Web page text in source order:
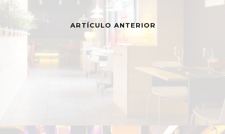
ARTÍCULO ANTERIOR